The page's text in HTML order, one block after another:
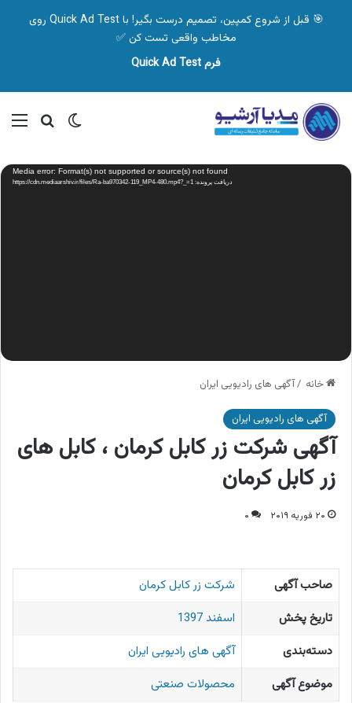
🎯 قبل از شروع کمپین، تصمیم درست بگیر! با Quick Ad Test روی
مخاطب واقعی تست کن ✅
فرم Quick Ad Test
تغییر پوسته
نمایشگر
ویدیو Media error: Format(s) not supported or source(s) not found
دریافت پرونده: https://cdn.mediaarshiv.ir/files/Ra-ba970342-119_MP4-480.mp4?_=1
خانه /آگهی های رادیویی ایران
آگهی های رادیویی ایران
آگهی شرکت زر کابل کرمان ، کابل های
زر کابل کرمان
۲۰ فوریه ۲۰۱۹ ۰
صاحب آگهی
شرکت زر کابل کرمان
تاریخ پخش
اسفند 1397
دسته‌بندی
آگهی های رادیویی ایران
موضوع آگهی
محصولات صنعتی